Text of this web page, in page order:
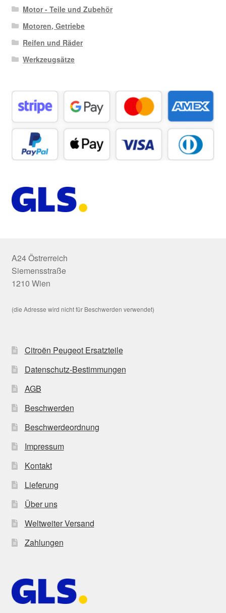
Motor - Teile und Zubehör
Motoren, Getriebe
Reifen und Räder
Werkzeugsätze
A24 Östrerreich
Siemensstraße
1210 Wien
(die Adresse wird nicht für Beschwerden verwendet)
Citroën Peugeot Ersatzteile
Datenschutz-Bestimmungen
AGB
Beschwerden
Beschwerdeordnung
Impressum
Kontakt
Lieferung
Über uns
Weltweiter Versand
Zahlungen